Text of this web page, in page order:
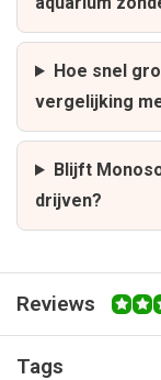
Hoe snel
vergelijking
Blijft
drijven?
Reviews
Tags